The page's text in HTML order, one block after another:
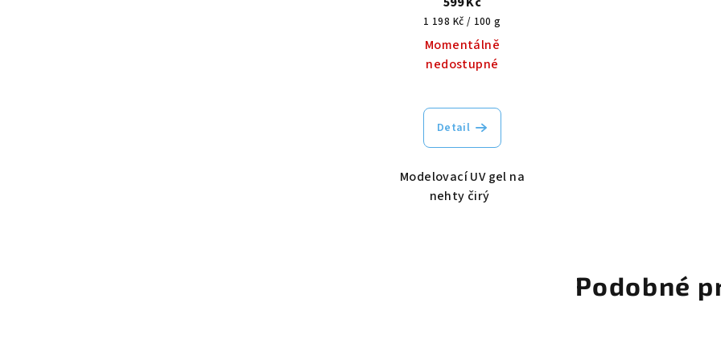
Měrná
cena:
1 198 Kč / 100 g
Momentálně
nedostupné
Detail
Modelovací UV gel na
nehty čirý
Podobné